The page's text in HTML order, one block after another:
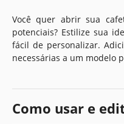
Você quer abrir sua
potenciais? Estilize sua
fácil de personalizar.
necessárias a um modelo
Como usar e